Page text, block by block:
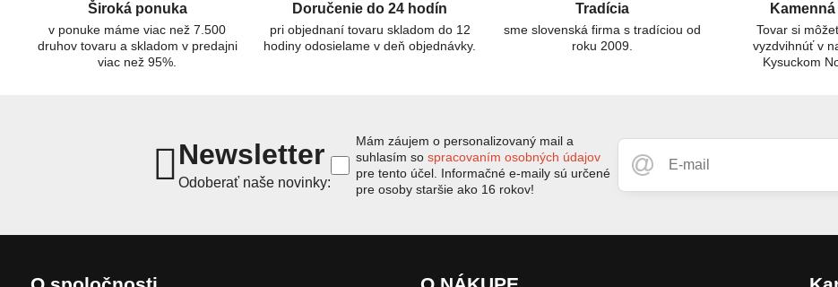
Široká ponuka
v ponuke máme viac než 7.500
druhov tovaru a skladom v predajni
viac než 95%.
Doručenie do 24 hodín
pri objednaní tovaru skladom do 12
hodiny odosielame v deň objednávky.
Tradícia
sme slovenská firma s tradíciou od
roku 2009.
Tovar si
vyzdvihnúť v
Kysuckom
Newsletter
Odoberať naše novinky:
Mám záujem o personalizovaný mail a
suhlasím sospracovaním osobných údajov
pre tento účel. Informačné e-maily sú určené
pre osoby staršie ako 16 rokov!